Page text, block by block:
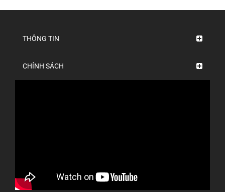
THÔNG TIN
CHÍNH SÁCH